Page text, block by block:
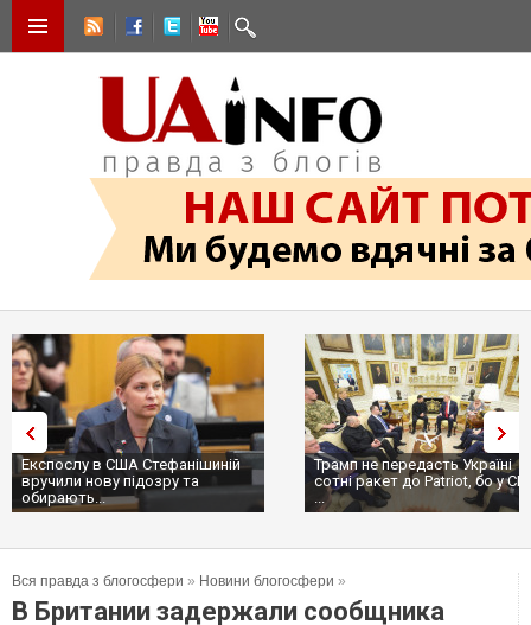
Експослу в США Стефанішиній
вручили нову підозру та
обирають...
Трамп не передасть Україні
сотні ракет до Patriot, бо у
...
Вся правда з блогосфери » Новини блогосфери »
В Британии задержали сообщника